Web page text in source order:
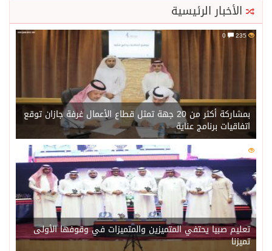
الأخبار الرئيسية
235
بمشاركة أكثر من 20 جهة تمثل قطاع الأعمال غرفة جازان توقع
اتفاقيات برنامج عناية
218
تعليم صبيا يحتفي المتميزين والمتميزات في وقوفها الأولى
تميزنا